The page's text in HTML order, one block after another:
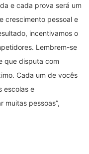
e cada prova será um
crescimento pessoal e
incentivamos o
Lembrem-se
que disputa com
Cada um de vocês
escolas e
muitas pessoas”,